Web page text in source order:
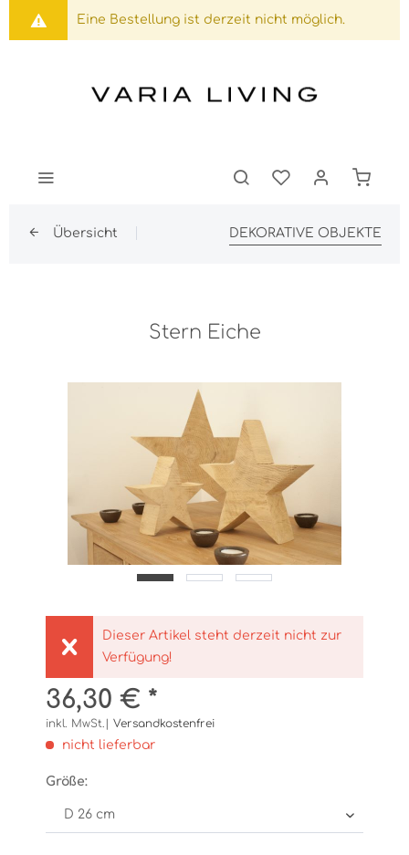
Eine Bestellung ist derzeit nicht möglich.
Übersicht DEKORATIVE OBJEKTE
Stern Eiche
Dieser Artikel steht derzeit nicht zur
Verfügung!
36,30 € *
inkl. MwSt.| Versandkostenfrei
nicht lieferbar
Größe: